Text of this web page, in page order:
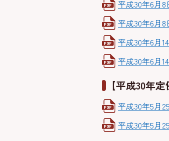
平成30年6月
平成30年6月
平成30年6月
平成30年6月
【平成30年
平成30年5月
平成30年5月